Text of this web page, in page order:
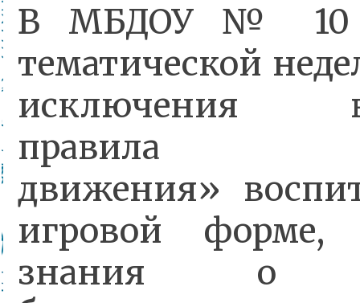
В МБДОУ № 10
тематической
исключения
правила
движения»
игровой форме,
знания о